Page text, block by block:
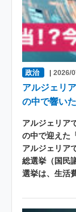
政治 |2026/
アルジェリ
の中で響い
アルジェリア
の中で迎えた
アルジェリア
総選挙（国民
選挙は、生活